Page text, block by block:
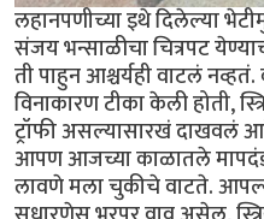
लहानपणीच्या इथे दिलेल्या
संजय भन्साळीचा चित्रपट
ती पाहुन आश्चर्यही वाटलं
विनाकारण टीका केली होती,
ट्रॉफी असल्यासारखं दाखवलं
आपण आजच्या काळातले
लावणे मला चुकीचे वाटते.